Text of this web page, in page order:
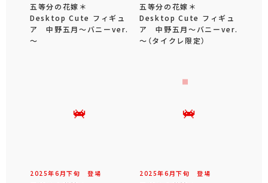
五等分の花嫁＊
Desktop Cute フィギュ
ア 中野五月～バニーver.
～
五等分の花嫁＊
Desktop Cute フィギュ
ア 中野五月～バニーver.
～（タイクレ限定）
2025年6 月下旬 登場 2025年6 月下旬 登場